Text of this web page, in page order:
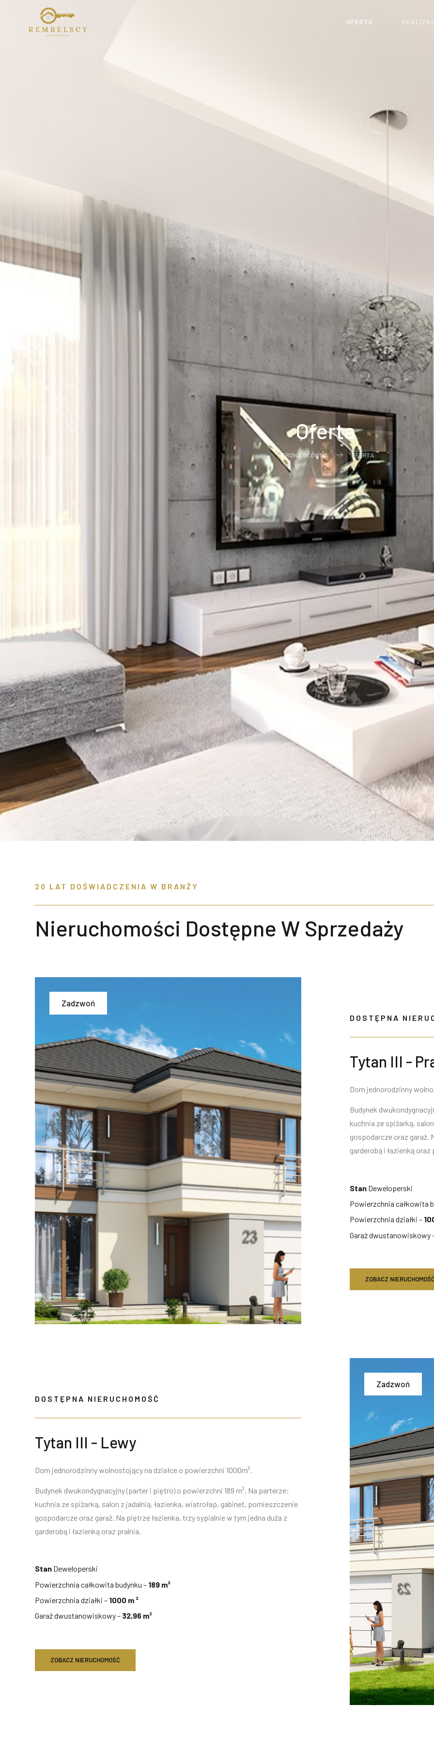
OFERTA
Oferta
STRONA GŁÓWNA OFERTA
20 LAT DOŚWIADCZENIA W BRANŻY
Nieruchomości Dostępne W Sprzedaży
Zadzwoń
DOSTĘPNA
Tytan III -
Dom jednorodzinny
Budynek
kuchnia ze spiżarką,
gospodarcze oraz garaż.
garderobą i łazienką oraz
Stan Deweloperski
Powierzchnia całkowita
Powierzchnia działki –
Garaż dwustanowiskowy
ZOBACZ
DOSTĘPNA NIERUCHOMOŚĆ
Tytan III - Lewy
Dom jednorodzinny wolnostojący na działce o powierzchni 1000m².
Budynek dwukondygnacyjny (parter i piętro) o powierzchni 189 m². Na parterze:
kuchnia ze spiżarką, salon z jadalnią, łazienka, wiatrołap, gabinet, pomieszczenie
gospodarcze oraz garaż. Na piętrze łazienka, trzy sypialnie w tym jedna duża z
garderobą i łazienką oraz pralnia.
Stan Deweloperski
Powierzchnia całkowita budynku – 189 m²
Powierzchnia działki – 1000 m ²
Garaż dwustanowiskowy – 32,96 m²
ZOBACZ NIERUCHOMOŚĆ
Zadzwoń